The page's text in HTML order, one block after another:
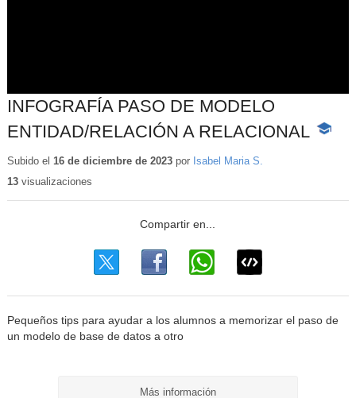
INFOGRAFÍA PASO DE MODELO
ENTIDAD/RELACIÓN A RELACIONAL -
Subido el 16 de diciembre de 2023por Isabel Maria S.
13visualizaciones
Pequeños tips para ayudar a los alumnos a memorizar el paso de
un modelo de base de datos a otro
Más información